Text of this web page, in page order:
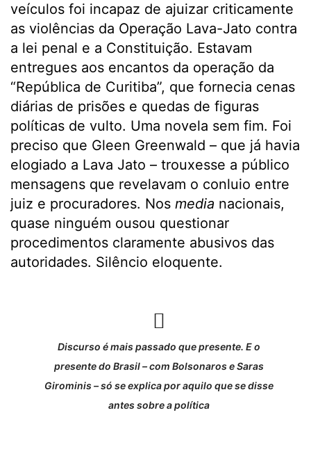
veículos foi incapaz de ajuizar criticamente
as violências da Operação Lava-Jato contra
a lei penal e a Constituição. Estavam
entregues aos encantos da operação da
“República de Curitiba”, que fornecia cenas
diárias de prisões e quedas de figuras
políticas de vulto. Uma novela sem fim. Foi
preciso que Gleen Greenwald – que já havia
elogiado a Lava Jato – trouxesse a público
mensagens que revelavam o conluio entre
juiz e procuradores. Nos media nacionais,
quase ninguém ousou questionar
procedimentos claramente abusivos das
autoridades. Silêncio eloquente.
Discurso é mais passado que presente. E o
presente do Brasil – com Bolsonaros e Saras
Girominis – só se explica por aquilo que se disse
antes sobre a política